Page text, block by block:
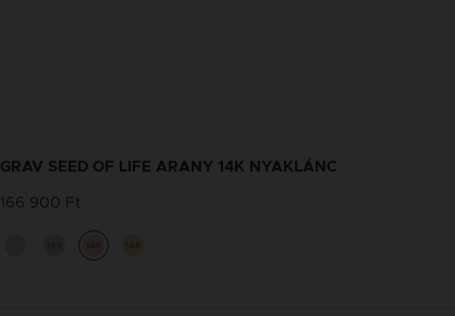
GRAV SEED OF LIFE ARANY 14K NYAKLÁNC
166 900 Ft